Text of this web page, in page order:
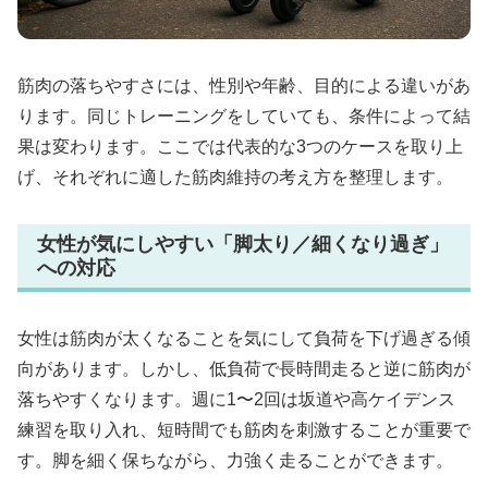
筋肉の落ちやすさには、性別や年齢、目的による違いがあ
ります。同じトレーニングをしていても、条件によって結
果は変わります。ここでは代表的な3つのケースを取り上
げ、それぞれに適した筋肉維持の考え方を整理します。
女性が気にしやすい「脚太り／細くなり過ぎ」
への対応
女性は筋肉が太くなることを気にして負荷を下げ過ぎる傾
向があります。しかし、低負荷で長時間走ると逆に筋肉が
落ちやすくなります。週に1〜2回は坂道や高ケイデンス
練習を取り入れ、短時間でも筋肉を刺激することが重要で
す。脚を細く保ちながら、力強く走ることができます。